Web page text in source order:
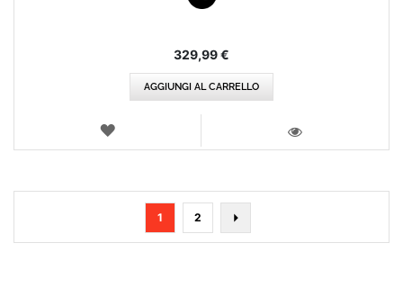
329,99 €
AGGIUNGI AL CARRELLO
LISTA
Pagina
Attualmente
stai
1 Pagina
2